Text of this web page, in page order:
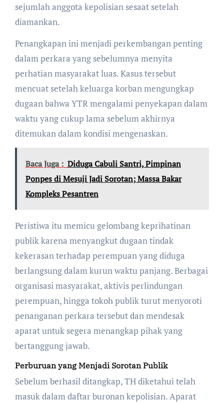
sejumlah anggota kepolisian sesaat setelah
diamankan.
Penangkapan ini menjadi perkembangan penting
dalam perkara yang sebelumnya menyita
perhatian masyarakat luas. Kasus tersebut
mencuat setelah keluarga korban mengungkap
dugaan bahwa YTR mengalami penyekapan dalam
waktu yang cukup lama sebelum akhirnya
ditemukan dalam kondisi mengenaskan.
Baca Juga : Diduga Cabuli Santri, Pimpinan
Ponpes di Mesuji Jadi Sorotan; Massa Bakar
Kompleks Pesantren
Peristiwa itu memicu gelombang keprihatinan
publik karena menyangkut dugaan tindak
kekerasan terhadap perempuan yang diduga
berlangsung dalam kurun waktu panjang. Berbagai
organisasi masyarakat, aktivis perlindungan
perempuan, hingga tokoh publik turut menyoroti
penanganan perkara tersebut dan mendesak
aparat untuk segera menangkap pihak yang
bertanggung jawab.
Perburuan yang Menjadi Sorotan Publik
Sebelum berhasil ditangkap, TH diketahui telah
masuk dalam daftar buronan kepolisian. Aparat